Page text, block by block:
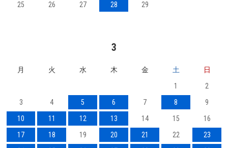
25
26 27 28 29
3
月 火 水 木 金 土
日
1
2
3
4 5 6 7 8
9
10
11 12 13 14 15
16
17
18 19 20 21 22
23